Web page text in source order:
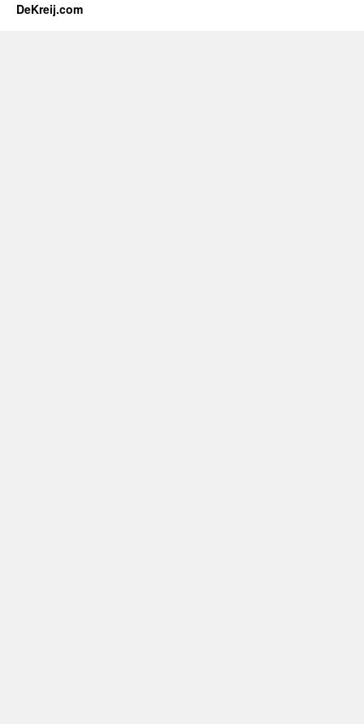
DeKreij.com